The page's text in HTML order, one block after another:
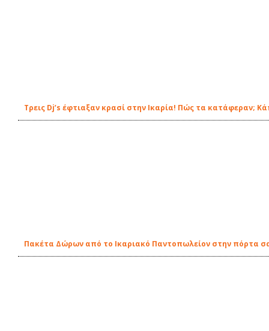
Τρεις Dj’s έφτιαξαν κρασί στην Ικαρία! Πώς τα κατάφεραν;
Πακέτα Δώρων από το Ικαριακό Παντοπωλείον στην πόρτα